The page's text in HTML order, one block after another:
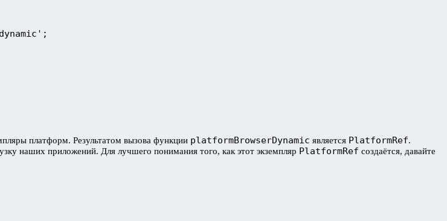
платформ. Результатом вызова функции platformBrowserDynamic является PlatformRef.
наших приложений. Для лучшего понимания того, как этот экземпляр PlatformRef создаётся, давайте